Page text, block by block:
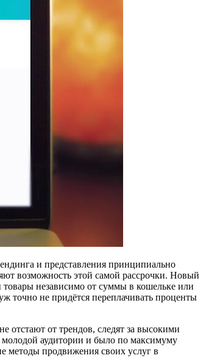
и представления принципиально
возможность этой самой рассрочки. Новый
независимо от суммы в кошельке или
точно не придётся переплачивать проценты
отстают от трендов, следят за высокими
молодой аудитории и было по максимуму
методы продвижения своих услуг в